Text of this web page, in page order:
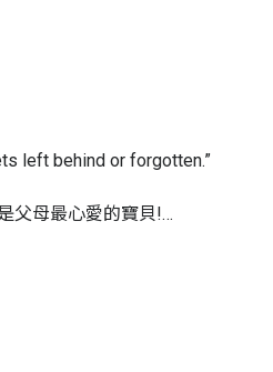
left behind or forgotten.”
父母最心愛的寶貝!